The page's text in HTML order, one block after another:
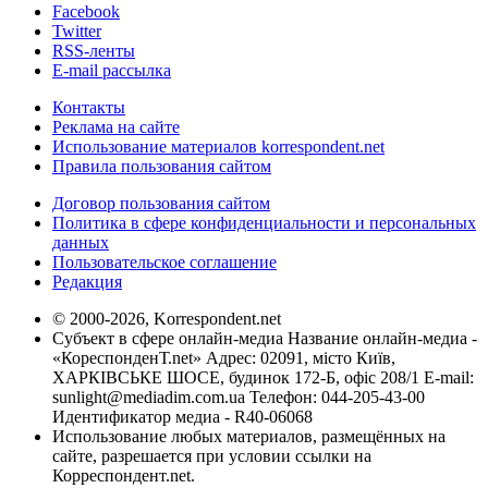
Facebook
Twitter
RSS-ленты
E-mail рассылка
Контакты
Реклама на сайте
Использование материалов korrespondent.net
Правила пользования сайтом
Договор пользования сайтом
Политика в сфере конфиденциальности и персональных
данных
Пользовательское соглашение
Редакция
© 2000-2026, Korrespondent.net
Субъект в сфере онлайн-медиа Название онлайн-медиа -
«КореспонденТ.net» Адрес: 02091, місто Київ,
ХАРКІВСЬКЕ ШОСЕ, будинок 172-Б, офіс 208/1 E-mail:
sunlight@mediadim.com.ua Телефон: 044-205-43-00
Идентификатор медиа - R40-06068
Использование любых материалов, размещённых на
сайте, разрешается при условии ссылки на
Корреспондент.net.